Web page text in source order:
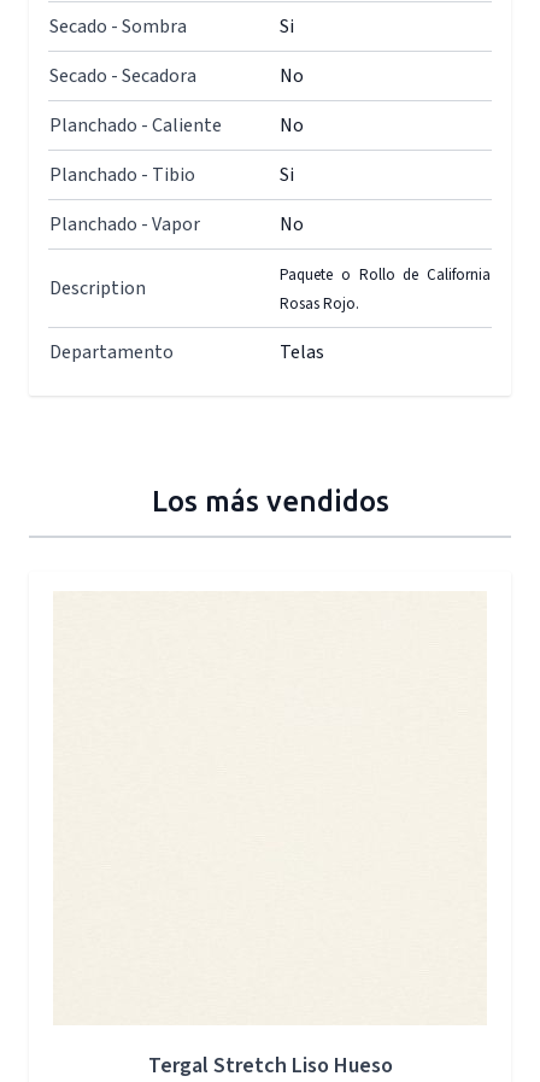
Secado - Sombra
Si
Secado - Secadora
No
Planchado - Caliente
No
Planchado - Tibio
Si
Planchado - Vapor
No
Description
Paquete o Rollo de California
Rosas Rojo.
Departamento Telas
Los más vendidos
Tergal Stretch Liso Hueso